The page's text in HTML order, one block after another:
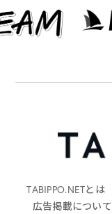
TABIPPO.NETとは
広告掲載について